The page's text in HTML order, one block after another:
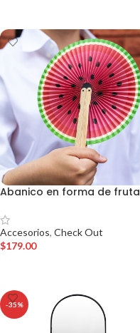
Abanico en forma de fruta
Accesorios, Check Out
$179.00
-35%